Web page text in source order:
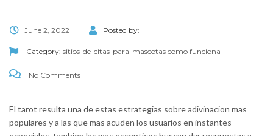
June 2, 2022 Posted by:
Category: sitios-de-citas-para-mascotas como funciona
No Comments
El tarot resulta una de estas estrategi­as sobre adivinacion mas
populares y a las que mas acuden los usuarios en instantes